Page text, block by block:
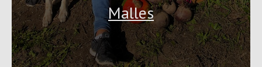
Malles